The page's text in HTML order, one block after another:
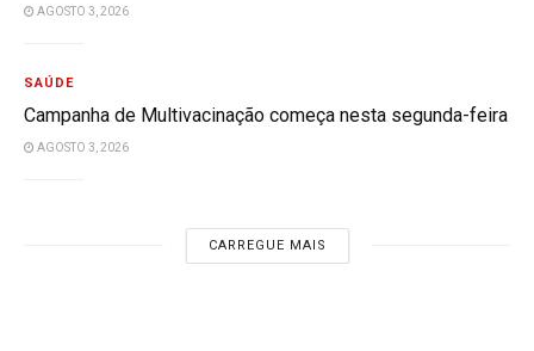
AGOSTO 3, 2026
SAÚDE
Campanha de Multivacinação começa nesta segunda-feira
AGOSTO 3, 2026
CARREGUE MAIS